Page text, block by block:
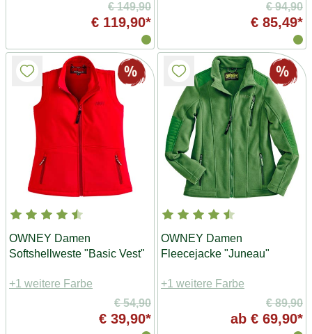
€ 149,90
€ 119,90*
€ 94,90
€ 85,49*
OWNEY Damen
Softshellweste "Basic Vest"
+1 weitere Farbe
€ 54,90
€ 39,90*
OWNEY Damen
Fleecejacke "Juneau"
+1 weitere Farbe
€ 89,90
ab € 69,90*